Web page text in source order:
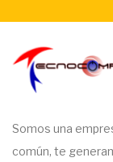
Somos una
común, te